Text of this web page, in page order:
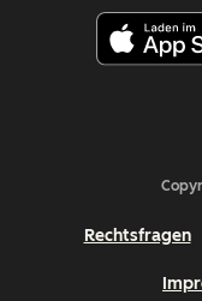
Rechtsfragen